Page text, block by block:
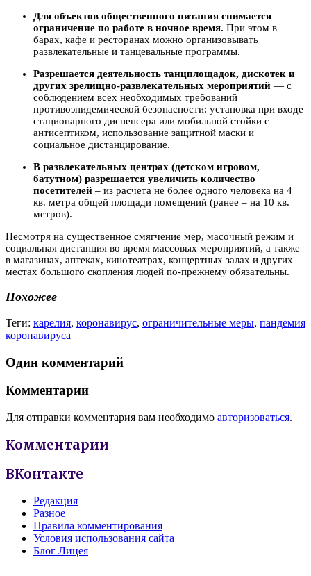
Для объектов общественного питания снимается
ограничение по работе в ночное время. При этом в
барах, кафе и ресторанах можно организовывать
развлекательные и танцевальные программы.
Разрешается деятельность танцплощадок, дискотек и
других зрелищно-развлекательных мероприятий — с
соблюдением всех необходимых требований
противоэпидемической безопасности: установка при входе
стационарного диспенсера или мобильной стойки с
антисептиком, использование защитной маски и
социальное дистанцирование.
В развлекательных центрах (детском игровом,
батутном) разрешается увеличить количество
посетителей – из расчета не более одного человека на 4
кв. метра общей площади помещений (ранее – на 10 кв.
метров).
Несмотря на существенное смягчение мер, масочный режим и
социальная дистанция во время массовых мероприятий, а также
в магазинах, аптеках, кинотеатрах, концертных залах и других
местах большого скопления людей по-прежнему обязательны.
Похожее
Теги: карелия, коронавирус, ограничительные меры, пандемия
коронавируса
Один комментарий
Комментарии
Для отправки комментария вам необходимо авторизоваться.
Комментарии
ВКонтакте
Редакция
Разное
Правила комментирования
Условия использования сайта
Блог Лицея